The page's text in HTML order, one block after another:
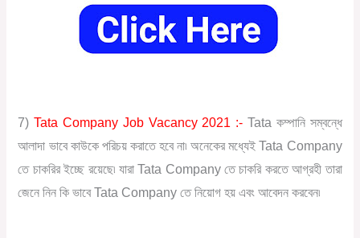
7)Tata Company Job Vacancy 2021 :- Tata কম্পানি সম্বন্ধে
আলাদা ভাবে কাউকে পরিচয় করাতে হবে না৷ অনেকের মধ্যেই Tata Company
তে চাকরির ইচ্ছে রয়েছে৷ যারা Tata Company তে চাকরি করতে আগ্রহী তারা
জেনে নিন কি ভাবে Tata Company তে নিয়োগ হয় এবং আবেদন করবেন৷